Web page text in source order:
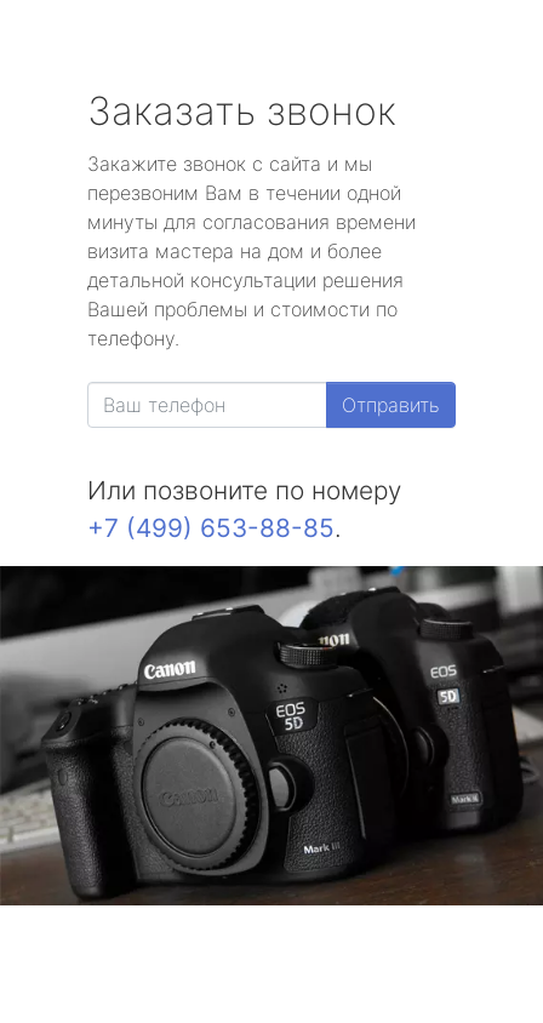
Заказать звонок
Закажите звонок с сайта и мы
перезвоним Вам в течении одной
минуты для согласования времени
визита мастера на дом и более
детальной консультации решения
Вашей проблемы и стоимости по
телефону.
Отправить
Или позвоните по номеру
+7 (499) 653-88-85.